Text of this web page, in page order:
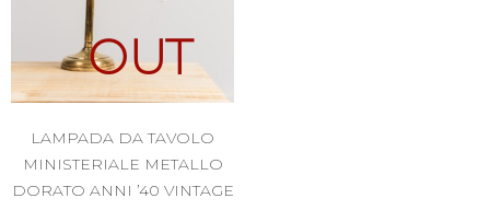
OUT
LAMPADA DA TAVOLO
MINISTERIALE METALLO
DORATO ANNI ’40 VINTAGE